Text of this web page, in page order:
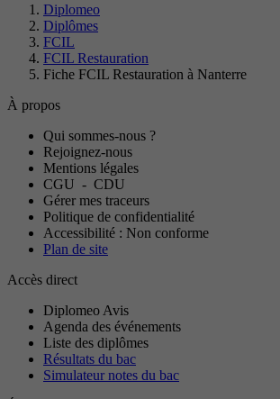
Diplomeo
Diplômes
FCIL
FCIL Restauration
Fiche FCIL Restauration à Nanterre
À propos
Qui sommes-nous ?
Rejoignez-nous
Mentions légales
CGU - CDU
Gérer mes traceurs
Politique de confidentialité
Accessibilité : Non conforme
Plan de site
Accès direct
Diplomeo Avis
Agenda des événements
Liste des diplômes
Résultats du bac
Simulateur notes du bac